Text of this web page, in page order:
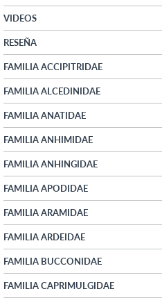
VIDEOS
RESEÑA
FAMILIA ACCIPITRIDAE
FAMILIA ALCEDINIDAE
FAMILIA ANATIDAE
FAMILIA ANHIMIDAE
FAMILIA ANHINGIDAE
FAMILIA APODIDAE
FAMILIA ARAMIDAE
FAMILIA ARDEIDAE
FAMILIA BUCCONIDAE
FAMILIA CAPRIMULGIDAE